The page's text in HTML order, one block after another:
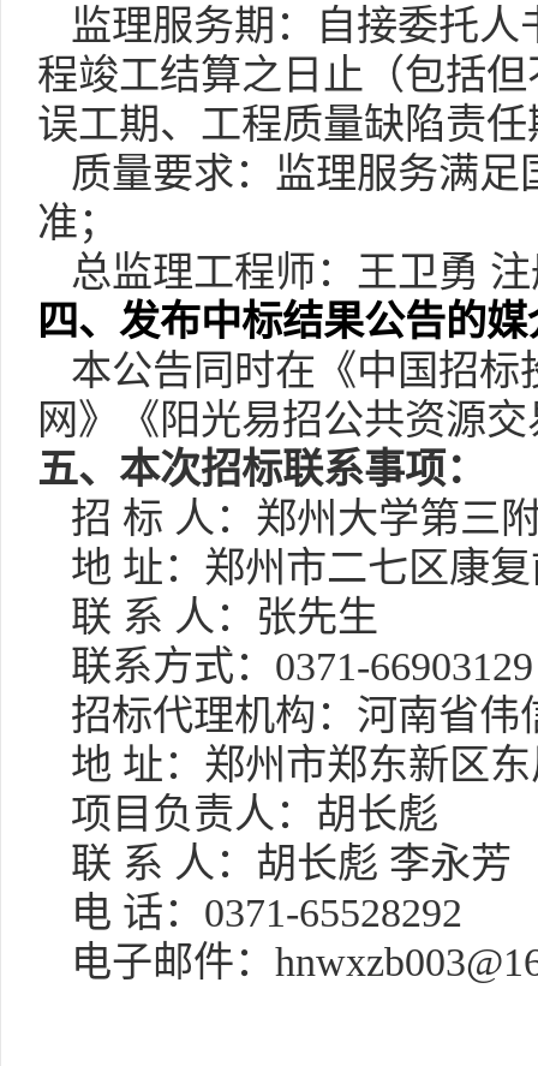
监理服务期：自接委托
程竣工结算之日止（包括
误工期、工程质量缺陷责
质量要求：监理服务满
准；
总监理工程师：王卫勇
四、发布中标结果公告的媒
本公告同时在 《中国招
网》《阳光易招公共资源
五、本次招标联系事项：
招 标 人：郑州大学第三
地 址：郑州市二七区康
联 系 人：张先生
联系方式： 0371-66903129
招标代理机构：河南省
地 址：郑州市郑东新区
项目负责人：胡长彪
联 系 人：胡长彪 李永芳
电 话： 0371-65528292
电子邮件：